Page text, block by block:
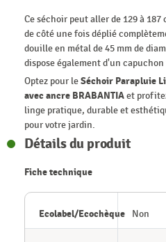
Ce séchoir peut aller de 129 à
de côté une fois déplié
douille en métal de 45 mm de
dispose également d'un
Optez pour leSéchoir Parapluie
avec ancre BRABANTIAet
linge pratique, durable et
pour votre jardin.
Détails du produit
Fiche technique
Ecolabel/Ecochèque Non